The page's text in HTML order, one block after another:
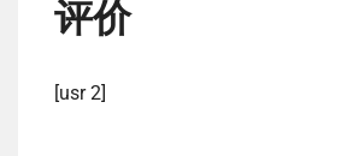
评价
[usr 2]